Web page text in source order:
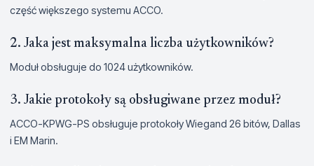
część większego systemu ACCO.
2. Jaka jest maksymalna liczba użytkowników?
Moduł obsługuje do 1024 użytkowników.
3. Jakie protokoły są obsługiwane przez moduł?
ACCO-KPWG-PS obsługuje protokoły Wiegand 26 bitów, Dallas
i EM Marin.